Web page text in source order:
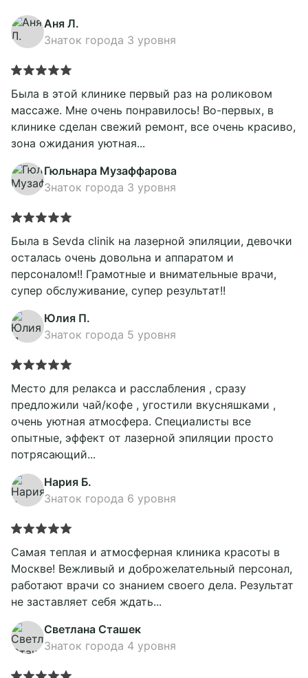
Аня Л.
Знаток города 3 уровня
Была в этой клинике первый раз на роликовом
массаже. Мне очень понравилось! Во-первых, в
клинике сделан свежий ремонт, все очень красиво,
зона ожидания уютная...
Гюльнара Музаффарова
Знаток города 3 уровня
Была в Sevda clinik на лазерной эпиляции, девочки
осталась очень довольна и аппаратом и
персоналом!! Грамотные и внимательные врачи,
супер обслуживание, супер результат!!
Юлия П.
Знаток города 5 уровня
Место для релакса и расслабления , сразу
предложили чай/кофе , угостили вкусняшками ,
очень уютная атмосфера. Специалисты все
опытные, эффект от лазерной эпиляции просто
потрясающий...
Нария Б.
Знаток города 6 уровня
Самая теплая и атмосферная клиника красоты в
Москве! Вежливый и доброжелательный персонал,
работают врачи со знанием своего дела. Результат
не заставляет себя ждать...
Светлана Сташек
Знаток города 4 уровня